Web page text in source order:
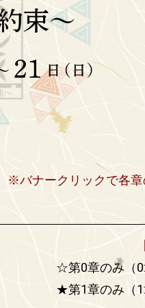
※バナークリックで各章
☆第0章のみ（
★第1章のみ（